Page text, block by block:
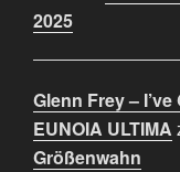
2025
Glenn Frey –
EUNOIA ULTIMA
Größenwahn